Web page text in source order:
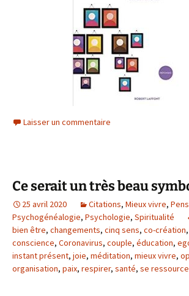
Laisser un commentaire
Ce serait un très beau
25 avril 2020 Citations, Mieux vivre,
Psychogénéalogie, Psychologie, Spiritualité
bien être, changements, cinq sens, co-création,
conscience, Coronavirus, couple, éducation,
instant présent, joie, méditation, mieux vivre,
organisation, paix, respirer, santé, se